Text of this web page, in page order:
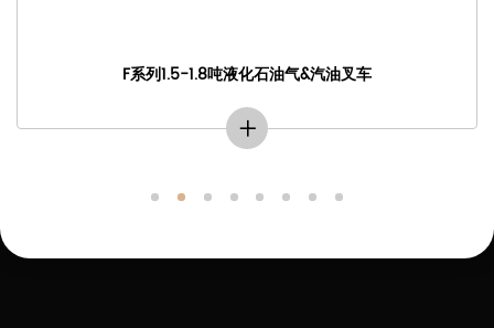
F系列1.5-1.8吨液化石油气&汽油叉车